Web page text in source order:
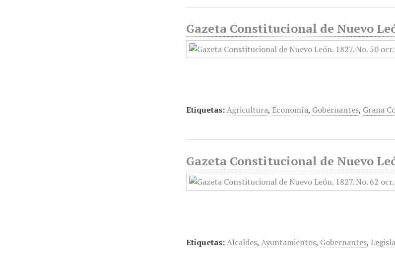
Gazeta Constitucional de Nuevo
Etiquetas:Agricultura, Economía, Gobernantes, Grana
Gazeta Constitucional de Nuevo
Etiquetas:Alcaldes,Ayuntamientos, Gobernantes,